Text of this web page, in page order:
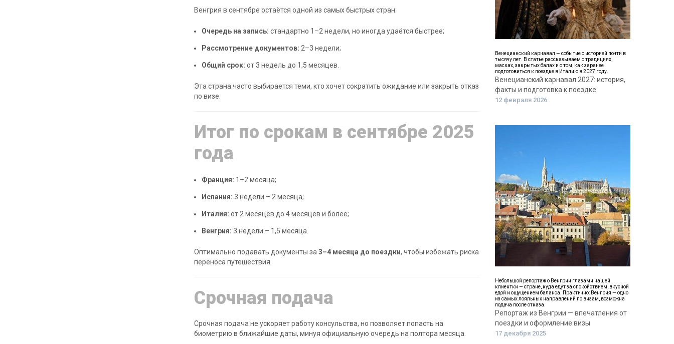
Венгрия в сентябре остаётся одной из самых быстрых стран:
Очередь на запись: стандартно 1–2 недели, но иногда удаётся быстрее;
Рассмотрение документов: 2–3 недели;
Общий срок: от 3 недель до 1,5 месяцев.
Эта страна часто выбирается теми, кто хочет сократить ожидание или закрыть отказ
по визе.
Итог по срокам в сентябре 2025
года
Франция: 1–2 месяца;
Испания: 3 недели – 2 месяца;
Италия: от 2 месяцев до 4 месяцев и более;
Венгрия: 3 недели – 1,5 месяца.
Оптимально подавать документы за 3–4 месяца до поездки, чтобы избежать риска
переноса путешествия.
Срочная подача
Срочная подача не ускоряет работу консульства, но позволяет попасть на
биометрию в ближайшие даты, минуя официальную очередь на полтора месяца.
Венецианский карнавал — событие с историей почти в
тысячу лет. В статье рассказываем о традициях,
масках, закрытых балах и о том, как заранее
подготовиться к поездке в Италию в 2027 году.
Венецианский карнавал 2027: история,
факты и подготовка к поездке
12 февраля 2026
Небольшой репортаж о Венгрии глазами нашей
клиентки — стране, куда едут за спокойствием, вкусной
едой и ощущением баланса. Практично: Венгрия — одно
из самых лояльных направлений по визам, возможна
подача после отказа.
Репортаж из Венгрии — впечатления от
поездки и оформление визы
17 декабря 2025